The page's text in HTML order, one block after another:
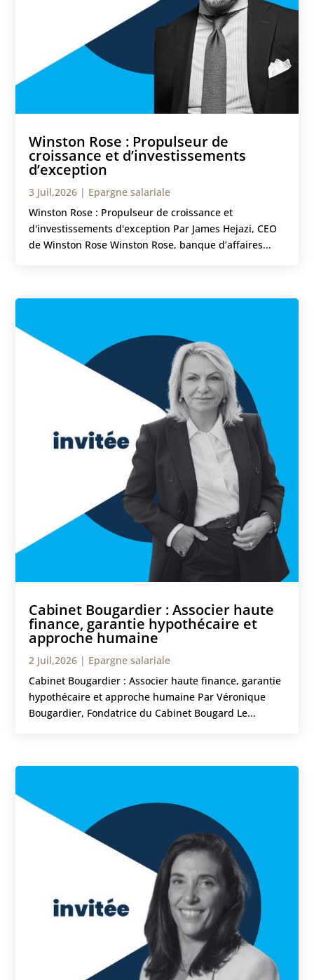
Winston Rose : Propulseur de
croissance et d’investissements
d’exception
3 Juil,2026 | Epargne salariale
Winston Rose : Propulseur de croissance et
d'investissements d'exception Par James Hejazi, CEO
de Winston Rose Winston Rose, banque d’affaires...
Cabinet Bougardier : Associer haute
finance, garantie hypothécaire et
approche humaine
2 Juil,2026 | Epargne salariale
Cabinet Bougardier : Associer haute finance, garantie
hypothécaire et approche humaine Par Véronique
Bougardier, Fondatrice du Cabinet Bougard Le...